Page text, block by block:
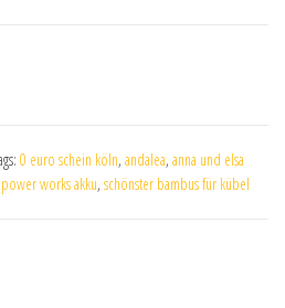
0 euro schein köln, andalea, anna und elsa
power works akku, schönster bambus für kübel